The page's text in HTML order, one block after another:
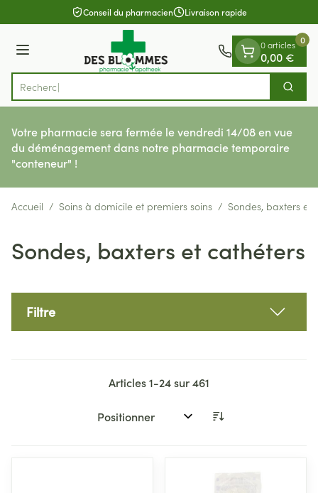
Aller au contenu
1 de 1Conseil du pharmacien Livraison rapide
Menu
Rechercher
0 articles
0,00 €
0
Votre pharmacie sera fermée le vendredi 14/08 en vue
du déménagement dans notre pharmacie temporaire
"conteneur" !
Accueil / Soins à domicile et premiers soins / Sondes, baxters et
Sondes, baxters et cathéters
Filtre
Articles1-24sur461
Trier par: